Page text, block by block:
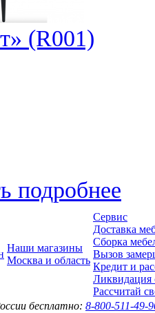
(R001)
подробнее
Наши магазины
Москва и область
Сервис
Доставка
Сборка
Вызов
Кредит и
Ликвидация
Рассчитай
бесплатно: 8-800-511-49-